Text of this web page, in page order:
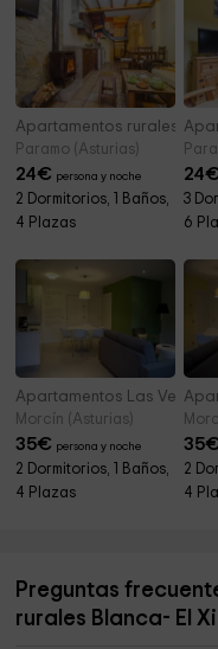
Apartamentos rurales
Paramo (Asturias)
24€ persona y noche
2 Dormitorios, 1 Baños,
4 Plazas
24€
3
6
Apartamentos Las Vegas
Morcín (Asturias)
35€ persona y noche
2 Dormitorios, 1 Baños,
4 Plazas
35€
2
4
Preguntas
rurales Blanca- El